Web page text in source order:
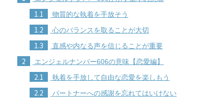
1.1 物質的な執着を手放そう
1.2 心のバランスを取ることが大切
1.3 直感や内なる声を信じることが重要
2 エンジェルナンバー606の意味【恋愛編】
2.1 執着を手放して自由な恋愛を楽しもう
2.2 パートナーへの感謝を忘れてはいけない